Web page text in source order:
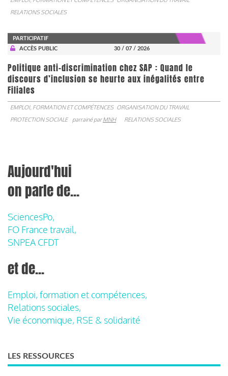
RELATIONS SOCIALES
PARTICIPATIF
ACCÈS PUBLIC
30 / 07 / 2026
Politique anti-discrimination chez SAP : Quand le
discours d’inclusion se heurte aux inégalités entre
Filiales
EMPLOI, FORMATION ET COMPÉTENCES ORGANISATION DU TRAVAIL
PROTECTION SOCIALE
parrainé parMNH RELATIONS SOCIALES
Aujourd'hui
on parle de...
SciencesPo,
FO France travail,
SNPEA CFDT
et de...
Emploi, formation et compétences,
Relations sociales,
Vie économique, RSE & solidarité
LES RESSOURCES